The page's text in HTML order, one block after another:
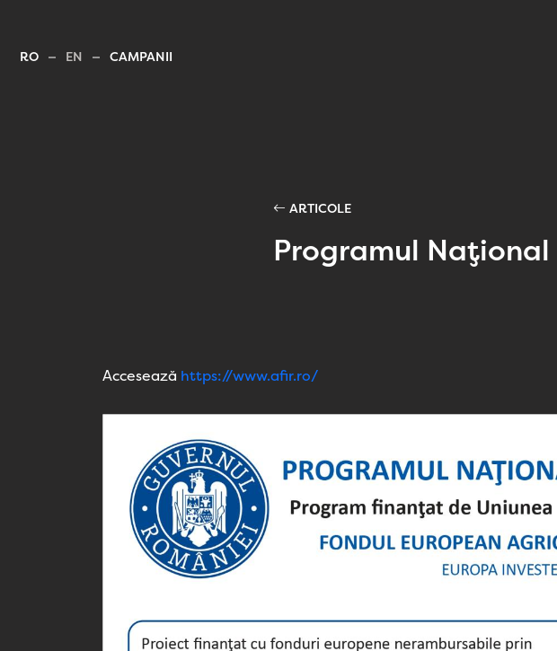
RO EN CAMPANII
ARTICOLE
Programul Național
Accesează https://www.afir.ro/